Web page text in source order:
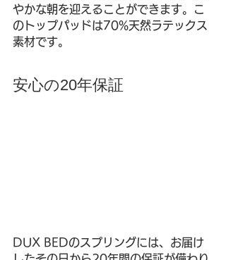
やかな朝を迎えることができます。こ
のトップパッドは70%天然ラテックス
素材です。
安心の20年保証
DUX BEDのスプリングには、お届け